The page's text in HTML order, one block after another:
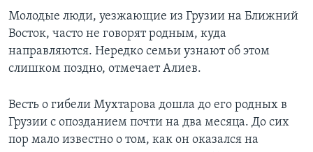
Молодые люди, уезжающие из Грузии на Ближний
Восток, часто не говорят родным, куда
направляются. Нередко семьи узнают об этом
слишком поздно, отмечает Алиев.
Весть о гибели Мухтарова дошла до его родных в
Грузии с опозданием почти на два месяца. До сих
пор мало известно о том, как он оказался на